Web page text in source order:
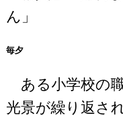
ん」
毎夕
ある小学校の
光景が繰り返さ